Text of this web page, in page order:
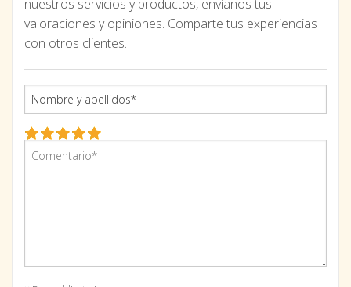
nuestros servicios y productos, envíanos tus
valoraciones y opiniones. Comparte tus experiencias
con otros clientes.